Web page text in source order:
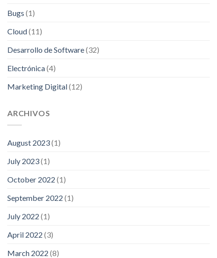
Bugs (1)
Cloud(11)
Desarrollo de Software(32)
Electrónica(4)
Marketing Digital(12)
ARCHIVOS
August 2023(1)
July 2023(1)
October 2022 (1)
September 2022 (1)
July 2022 (1)
April 2022 (3)
March 2022 (8)